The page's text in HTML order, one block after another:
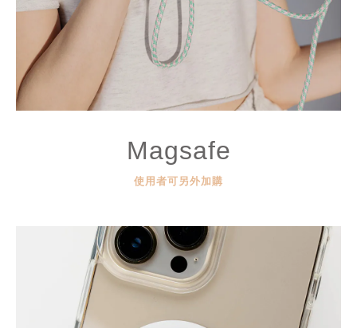
Magsafe
使用者可另外加購